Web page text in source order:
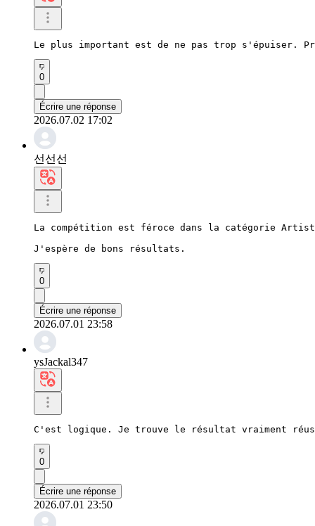
Le plus important est de ne pas trop s'épuiser.
0
Écrire une réponse
2026.07.02 17:02
선선선
La compétition est féroce dans la catégorie
J'espère de bons résultats.
0
Écrire une réponse
2026.07.01 23:58
ysJackal347
C'est logique. Je trouve le résultat vraiment
0
Écrire une réponse
2026.07.01 23:50